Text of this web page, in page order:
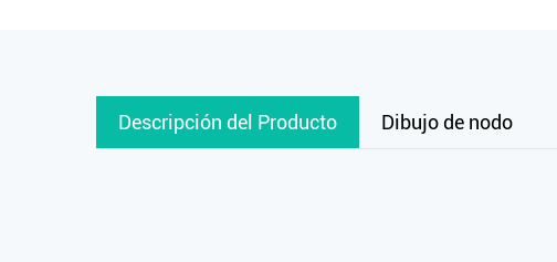
Descripción del Producto Dibujo de nodo